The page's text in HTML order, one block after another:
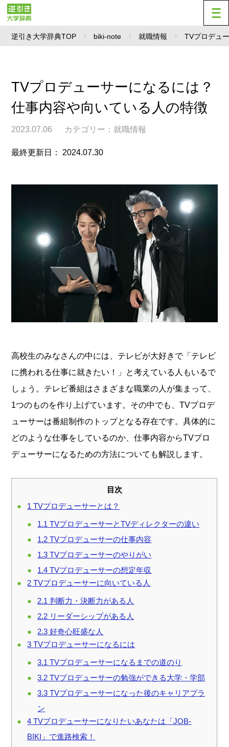
逆引き大学辞典TOP biki-note 就職情報 TVプロデュ
TVプロデューサーになるには？
仕事内容や向いている人の特徴
2023.07.06 カテゴリー： 就職情報
最終更新日： 2024.07.30
高校生のみなさんの中には、テレビが大好きで「テレビ
に携われる仕事に就きたい！」と考えている人もいるで
しょう。テレビ番組はさまざまな職業の人が集まって、
1つのものを作り上げています。その中でも、TVプロデ
ューサーは番組制作のトップとなる存在です。具体的に
どのような仕事をしているのか、仕事内容からTVプロ
デューサーになるための方法についても解説します。
目次
1 TVプロデューサーとは？
1.1 TVプロデューサーとTVディレクターの違い
1.2 TVプロデューサーの仕事内容
1.3 TVプロデューサーのやりがい
1.4 TVプロデューサーの想定年収
2 TVプロデューサーに向いている人
2.1 判断力・決断力がある人
2.2 リーダーシップがある人
2.3 好奇心旺盛な人
3 TVプロデューサーになるには
3.1 TVプロデューサーになるまでの道のり
3.2 TVプロデューサーの勉強ができる大学・学部
3.3 TVプロデューサーになった後のキャリアプラ
ン
4 TVプロデューサーになりたいあなたは「JOB-
BIKI」で進路検索！